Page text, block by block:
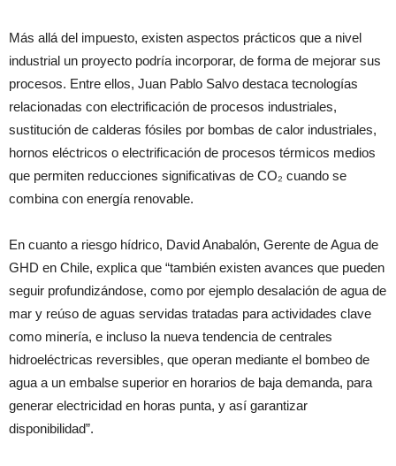
Más allá del impuesto, existen aspectos prácticos que a nivel
industrial un proyecto podría incorporar, de forma de mejorar sus
procesos. Entre ellos, Juan Pablo Salvo destaca tecnologías
relacionadas con electrificación de procesos industriales,
sustitución de calderas fósiles por bombas de calor industriales,
hornos eléctricos o electrificación de procesos térmicos medios
que permiten reducciones significativas de CO₂ cuando se
combina con energía renovable.
En cuanto a riesgo hídrico, David Anabalón, Gerente de Agua de
GHD en Chile, explica que “también existen avances que pueden
seguir profundizándose, como por ejemplo desalación de agua de
mar y reúso de aguas servidas tratadas para actividades clave
como minería, e incluso la nueva tendencia de centrales
hidroeléctricas reversibles, que operan mediante el bombeo de
agua a un embalse superior en horarios de baja demanda, para
generar electricidad en horas punta, y así garantizar
disponibilidad”.